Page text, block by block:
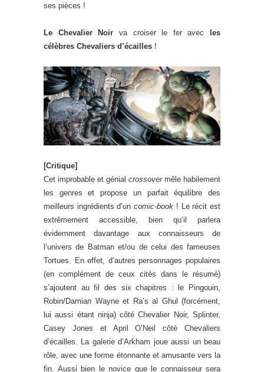
ses pièces !
Le Chevalier Noir va croiser le fer avec
les
célèbres Chevaliers d’écailles !
[Critique]
Cet improbable et génial crossovermêle habilement
les genres et propose un parfait équilibre des
meilleurs ingrédients d’uncomic-book ! Le récit est
extrêmement accessible, bien qu’il parlera
évidemment davantage aux connaisseurs de
l’univers de Batman et/ou de celui des fameuses
Tortues. En effet, d’autres personnages populaires
(en complément de ceux cités dans le résumé)
s’ajoutent au fil des six chapitres : le Pingouin,
Robin/Damian Wayne et Ra’s al Ghul (forcément,
lui aussi étant ninja) côté Chevalier Noir, Splinter,
Casey Jones et April O’Neil côté Chevaliers
d’écailles. La galerie d’Arkham joue aussi un beau
rôle, avec une forme étonnante et amusante vers la
fin. Aussi bien le novice que le connaisseur sera